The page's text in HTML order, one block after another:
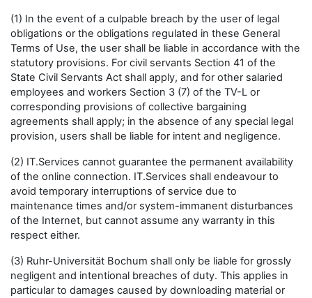
(1) In the event of a culpable breach by the user of legal
obligations or the obligations regulated in these General
Terms of Use, the user shall be liable in accordance with the
statutory provisions. For civil servants Section 41 of the
State Civil Servants Act shall apply, and for other salaried
employees and workers Section 3 (7) of the TV-L or
corresponding provisions of collective bargaining
agreements shall apply; in the absence of any special legal
provision, users shall be liable for intent and negligence.
(2) IT.Services cannot guarantee the permanent availability
of the online connection. IT.Services shall endeavour to
avoid temporary interruptions of service due to
maintenance times and/or system-immanent disturbances
of the Internet, but cannot assume any warranty in this
respect either.
(3) Ruhr-Universität Bochum shall only be liable for grossly
negligent and intentional breaches of duty. This applies in
particular to damages caused by downloading material or